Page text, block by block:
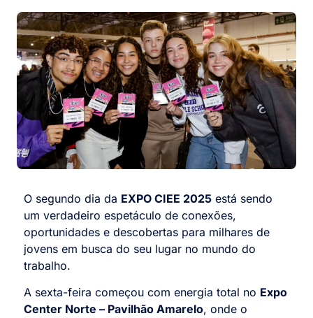
O segundo dia da EXPO CIEE 2025 está sendo
um verdadeiro espetáculo de conexões,
oportunidades e descobertas para milhares de
jovens em busca do seu lugar no mundo do
trabalho.
A sexta-feira começou com energia total no Expo
Center Norte – Pavilhão Amarelo, onde o